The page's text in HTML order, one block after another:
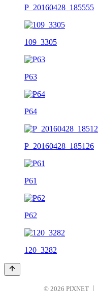
P_20160428_185555
109_3305
P63
P64
P_20160428_185126
P61
P62
120_3282
© 2026 PIXNET